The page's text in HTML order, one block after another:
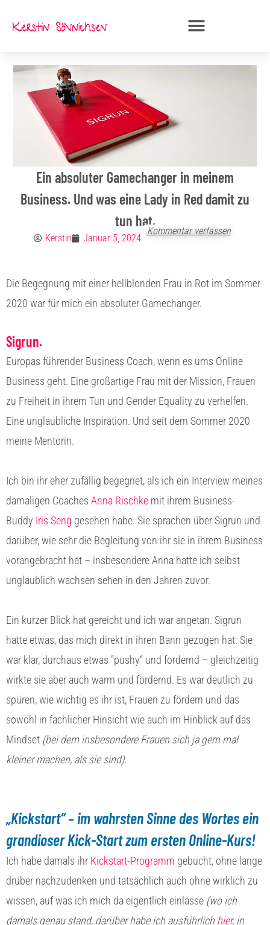
Inhalt
Ein absoluter Gamechanger in meinem
Business. Und was eine Lady in Red damit zu
tun hat.
Kerstin Januar 5, 2024
Kommentar verfassen
Die Begegnung mit einer hellblonden Frau in Rot im Sommer
2020 war für mich ein absoluter Gamechanger.
Sigrun.
Europas führender Business Coach, wenn es ums Online
Business geht. Eine großartige Frau mit der Mission, Frauen
zu Freiheit in ihrem Tun und Gender Equality zu verhelfen.
Eine unglaubliche Inspiration. Und seit dem Sommer 2020
meine Mentorin.
Ich bin ihr eher zufällig begegnet, als ich ein Interview meines
damaligen Coaches Anna Rischke mit ihrem Business-
Buddy Iris Seng gesehen habe. Sie sprachen über Sigrun und
darüber, wie sehr die Begleitung von ihr sie in ihrem Business
vorangebracht hat – insbesondere Anna hatte ich selbst
unglaublich wachsen sehen in den Jahren zuvor.
Ein kurzer Blick hat gereicht und ich war angetan. Sigrun
hatte etwas, das mich direkt in ihren Bann gezogen hat: Sie
war klar, durchaus etwas ”pushy“ und fordernd – gleichzeitig
wirkte sie aber auch warm und fördernd. Es war deutlich zu
spüren, wie wichtig es ihr ist, Frauen zu fördern und das
sowohl in fachlicher Hinsicht wie auch im Hinblick auf das
Mindset (bei dem insbesondere Frauen sich ja gern mal
kleiner machen, als sie sind).
„Kickstart“ – im wahrsten Sinne des Wortes ein
grandioser Kick-Start zum ersten Online-Kurs!
Ich habe damals ihr Kickstart-Programm gebucht, ohne lange
drüber nachzudenken und tatsächlich auch ohne wirklich zu
wissen, auf was ich mich da eigentlich einlasse (wo ich
damals genau stand, darüber habe ich ausführlich hier, in